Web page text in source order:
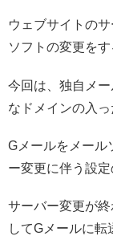
ウェブサイトの
ソフトの変更をす
今回は、独自メ
なドメインの入
Gメールをメール
ー変更に伴う設定
サーバー変更が
してGメールに転